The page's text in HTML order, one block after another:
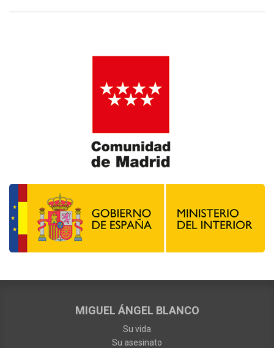
MIGUEL ÁNGEL BLANCO
Su vida
Su asesinato